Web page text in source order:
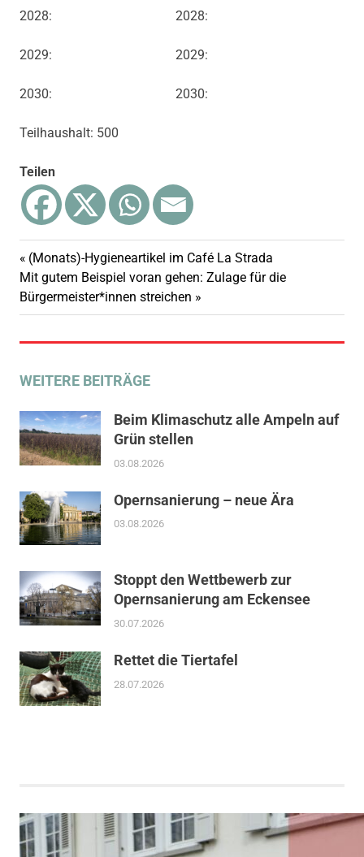
2028: 2028:
2029: 2029:
2030: 2030:
Teilhaushalt: 500
Teilen
Beitragsnavigation
Vorheriger
Beitrag:
(Monats)-Hygieneartikel im Café La Strada
Nächster
Beitrag:
Mit gutem Beispiel voran gehen: Zulage für die
Bürgermeister*innen streichen
WEITERE BEITRÄGE
Beim Klimaschutz alle Ampeln auf
Grün stellen
03.08.2026
Opernsanierung – neue Ära
03.08.2026
Stoppt den Wettbewerb zur
Opernsanierung am Eckensee
30.07.2026
Rettet die Tiertafel
28.07.2026